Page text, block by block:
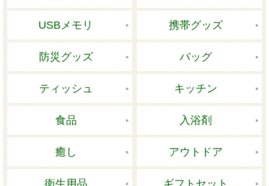
USBメモリ 携帯グッズ
防災グッズ バッグ
ティッシュ キッチン
食品 入浴剤
癒し アウトドア
衛生用品 ギフトセット